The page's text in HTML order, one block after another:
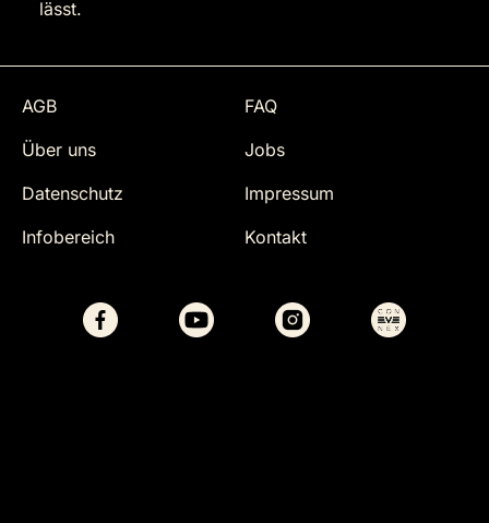
lässt.
AGB
FAQ
Über uns
Jobs
Datenschutz
Impressum
Infobereich
Kontakt